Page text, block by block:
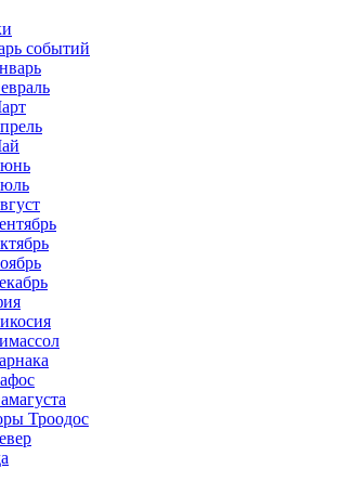
событий
Троодос